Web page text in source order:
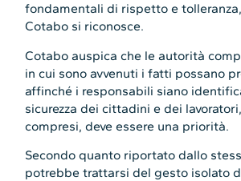
fondamentali di rispetto e
Cotabo si riconosce.
Cotabo auspica che le autorità
in cui sono avvenuti i fatti possano
affinché i responsabili siano
sicurezza dei cittadini e dei
compresi, deve essere una priorità.
Secondo quanto riportato dallo
potrebbe trattarsi del gesto isolato